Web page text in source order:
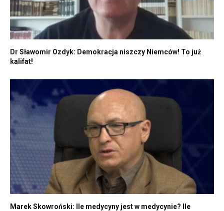
Dr Sławomir Ozdyk: Demokracja niszczy Niemców! To już
kalifat!
Marek Skowroński: Ile medycyny jest w medycynie? Ile